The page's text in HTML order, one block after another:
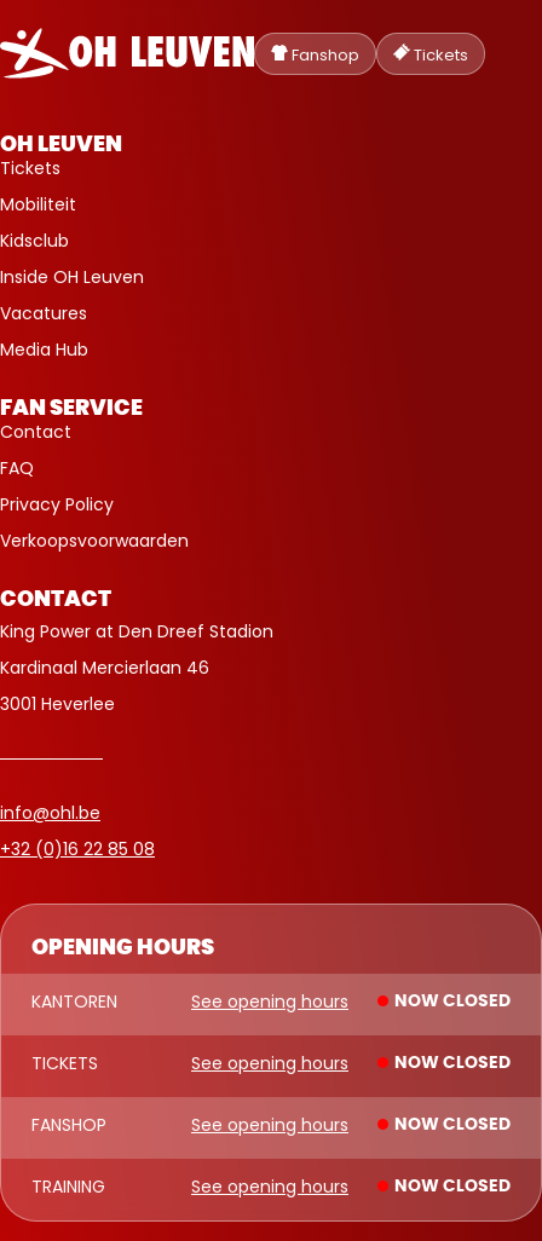
Oud-
Heverlee
Leuven
Fanshop Tickets
OPENING HOURS
KANTOREN See opening hours NOW CLOSED
TICKETS See opening hours NOW CLOSED
FANSHOP See opening hours NOW CLOSED
TRAINING See opening hours NOW CLOSED
OH LEUVEN
Tickets
Mobiliteit
Kidsclub
Inside OH Leuven
Vacatures
Media Hub
FAN SERVICE
Contact
FAQ
Privacy Policy
Verkoopsvoorwaarden
CONTACT
King Power at Den Dreef Stadion
Kardinaal Mercierlaan 46
3001 Heverlee
info@ohl.be
+32 (0)16 22 85 08